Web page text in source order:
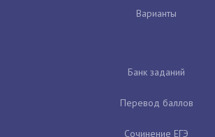
Варианты
Банк заданий
Перевод баллов
Сочинение ЕГЭ